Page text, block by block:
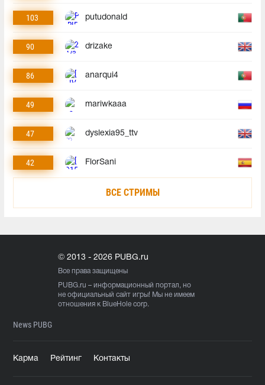
103 putudonald
90 drizake
86 anarqui4
49 mariwkaaa
47 dyslexia95_ttv
42 FlorSani
ВСЕ СТРИМЫ
© 2013 - 2026 PUBG.ru
Все права защищены
PUBG.ru – информационный портал, но
не официальный сайт игры! Мы не имеем
отношения к BlueHole corp.
News PUBG
Карма Рейтинг Контакты